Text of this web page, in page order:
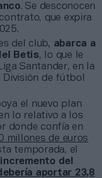
. Se desconocen
que expira
del club, abarca a
Betis, lo que le
Santander, en la
División de fútbol
el nuevo plan
lo relativo a los
donde confía en
millones de euros
temporada, el
del
aportar 23,8